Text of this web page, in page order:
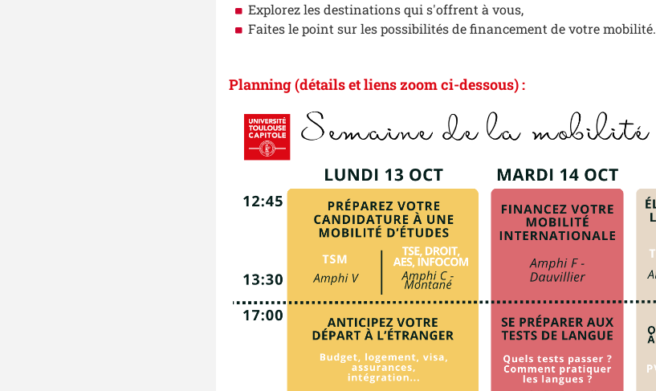
Explorez les destinations qui s'offrent à vous,
Faites le point sur les possibilités de financement de votre mobilité.
Planning (détails et liens zoom ci-dessous) :